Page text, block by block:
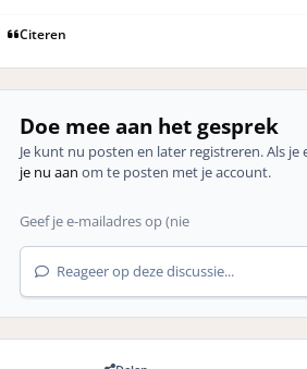
Citeren
Doe mee aan het gesprek
Je kunt nu posten en later registreren. Als je
je nu aan om te posten met je account.
Reageer op deze discussie...